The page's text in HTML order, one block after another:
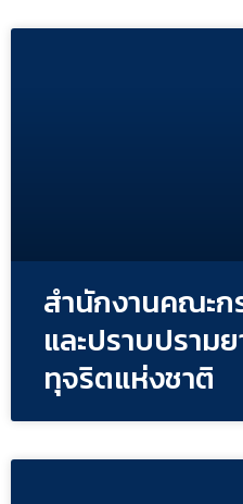
สำนักงานคณะ
และปราบปราม
ทุจริตแห่งชาติ